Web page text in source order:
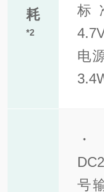
耗
*2
标
电
号